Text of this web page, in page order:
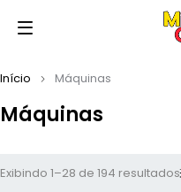
Máquinas
Início Máquinas
Exibindo 1–28 de 194 resultados